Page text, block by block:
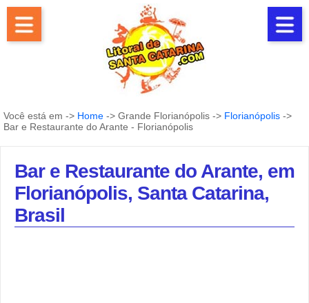
Você está em -> Home -> Grande Florianópolis -> Florianópolis ->
Bar e Restaurante do Arante - Florianópolis
Bar e Restaurante do Arante, em
Florianópolis, Santa Catarina,
Brasil